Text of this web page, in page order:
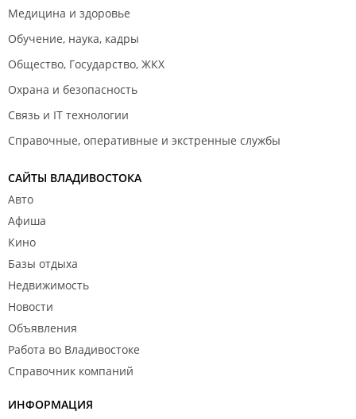
Медицина и здоровье
Обучение, наука, кадры
Общество, Государство, ЖКХ
Охрана и безопасность
Связь и IT технологии
Справочные, оперативные и экстренные службы
САЙТЫ ВЛАДИВОСТОКА
Авто
Афиша
Кино
Базы отдыха
Недвижимость
Новости
Объявления
Работа во Владивостоке
Справочник компаний
ИНФОРМАЦИЯ